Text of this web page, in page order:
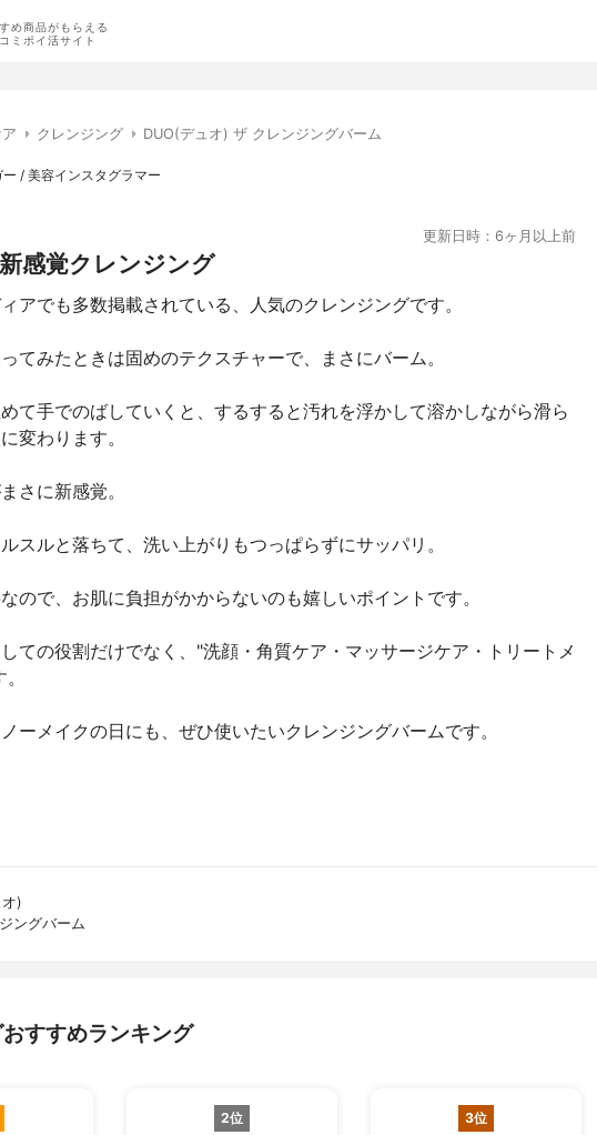
め商品がもらえる
ミポイ活サイト
クレンジング DUO(デュオ) ザ クレンジングバーム
/ 美容インスタグラマー
更新日時：6ヶ月以上前
感覚クレンジング
アでも多数掲載されている、人気のクレンジングです。
てみたときは固めのテクスチャーで、まさにバーム。
て手でのばしていくと、するすると汚れを浮かして溶かしながら滑ら
変わります。
さに新感覚。
スルと落ちて、洗い上がりもつっぱらずにサッパリ。
ので、お肌に負担がかからないのも嬉しいポイントです。
ての役割だけでなく、"洗顔・角質ケア・マッサージケア・トリートメ
ーメイクの日にも、ぜひ使いたいクレンジングバームです。
)
ングバーム
すすめランキング
2位 3位